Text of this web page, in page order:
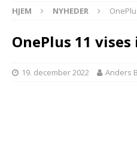
HJEM NYHEDER
OnePlus 11
19. december 2022 Anders